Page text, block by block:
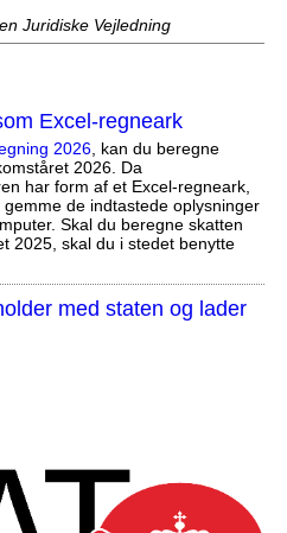
Juridiske Vejledning
Excel-regneark
2026, kan du beregne
2026. Da
har form af et Excel-regneark,
de indtastede oplysninger
Skal du beregne skatten
2025, skal du i stedet benytte
med staten og lader